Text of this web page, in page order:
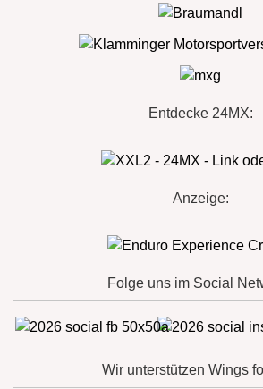
Entdecke 24MX:
Anzeige:
Folge uns im Social
Wir unterstützen Wings